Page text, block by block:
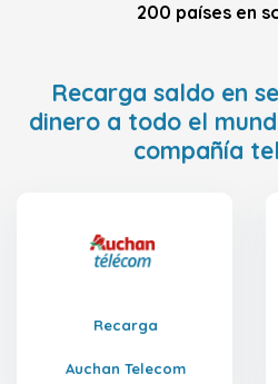
200 países en
Recarga saldo en
dinero a todo el
compañía
Recarga
Auchan Telecom